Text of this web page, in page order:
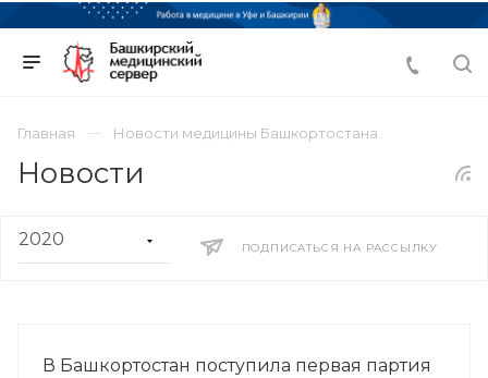
Главная Новости медицины Башкортостана
Новости
ПОДПИСАТЬСЯ НА РАССЫЛКУ
В Башкортостан поступила первая партия